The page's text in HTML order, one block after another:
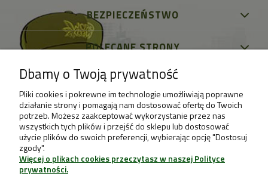
BEZPIECZEŃSTWO
POLECANE STRONY
Dbamy o Twoją prywatność
Pliki cookies i pokrewne im technologie umożliwiają poprawne
działanie strony i pomagają nam dostosować ofertę do Twoich
potrzeb. Możesz zaakceptować wykorzystanie przez nas
wszystkich tych plików i przejść do sklepu lub dostosować
użycie plików do swoich preferencji, wybierając opcję "Dostosuj
zgody".
Więcej o plikach cookies przeczytasz w naszej Polityce
prywatności.